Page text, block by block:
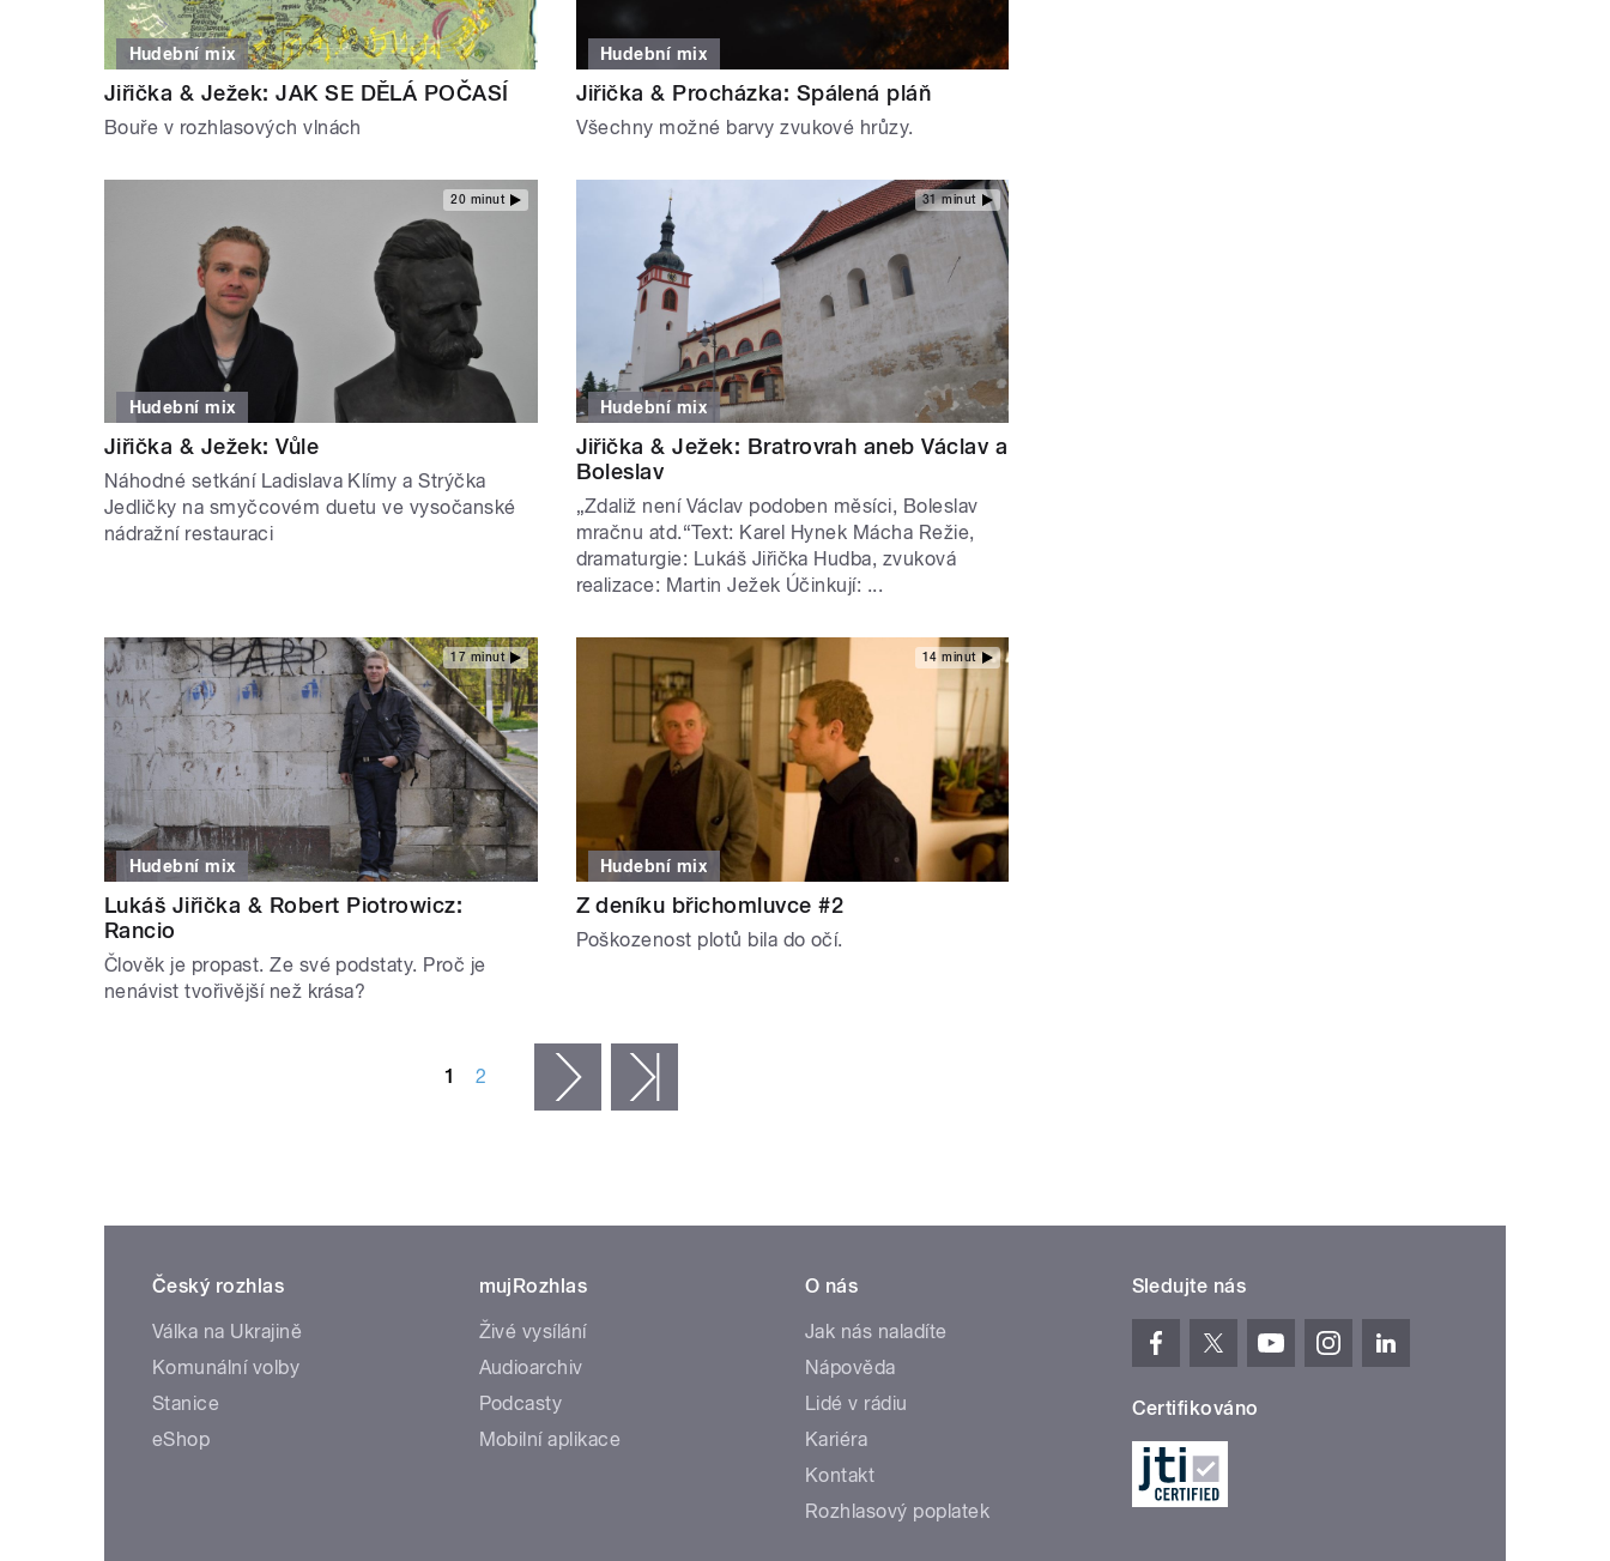
Hudební mix
Jiřička & Ježek: JAK SE DĚLÁ POČASÍ
Bouře v rozhlasových vlnách
Hudební mix
Jiřička & Procházka: Spálená pláň
Všechny možné barvy zvukové hrůzy.
20 minut
Hudební mix
Jiřička & Ježek: Vůle
Náhodné setkání Ladislava Klímy a Strýčka
Jedličky na smyčcovém duetu ve vysočanské
nádražní restauraci
31 minut
Hudební mix
Jiřička & Ježek: Bratrovrah aneb Václav a
Boleslav
„Zdaliž není Václav podoben měsíci, Boleslav
mračnu atd.“Text: Karel Hynek Mácha Režie,
dramaturgie: Lukáš Jiřička Hudba, zvuková
realizace: Martin Ježek Účinkují: ...
17 minut
Hudební mix
Lukáš Jiřička & Robert Piotrowicz:
Rancio
Člověk je propast. Ze své podstaty. Proč je
nenávist tvořivější než krása?
14 minut
Hudební mix
Z deníku břichomluvce #2
Poškozenost plotů bila do očí.
1 2 následující ›
Český rozhlas
Válka na Ukrajině
Komunální volby
Stanice
eShop
mujRozhlas
Živé vysílání
Audioarchiv
Podcasty
Mobilní aplikace
O nás
Jak nás naladíte
Nápověda
Lidé v rádiu
Kariéra
Kontakt
Rozhlasový poplatek
Sledujte nás
Certifikováno